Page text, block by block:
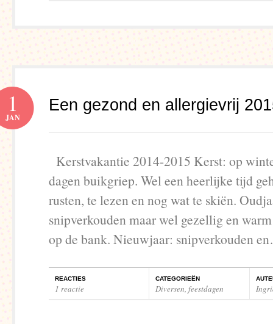
Een gezond en allergievrij
1
JAN
Kerstvakantie 2014-2015 Kerst: op
dagen buikgriep. Wel een heerlijke tijd
rusten, te lezen en nog wat te skiën.
snipverkouden maar wel gezellig en
op de bank. Nieuwjaar: snipverkouden
REACTIES
1 reactie
CATEGORIEËN
Diversen, feestdagen